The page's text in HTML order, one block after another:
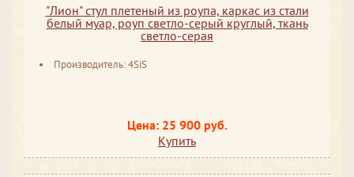
"Лион" стул плетеный из роупа, каркас из стали
белый муар, роуп светло-серый круглый, ткань
светло-серая
Производитель: 4SiS
Цена: 25 900 руб.
Купить